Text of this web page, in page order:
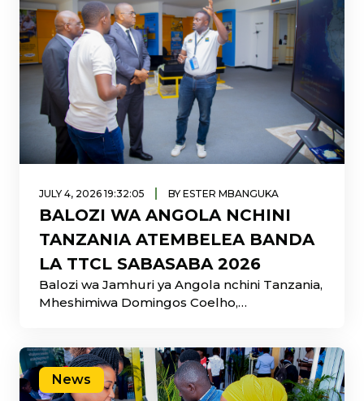
JULY 4, 2026 19:32:05 BY ESTER MBANGUKA
BALOZI WA ANGOLA NCHINI
TANZANIA ATEMBELEA BANDA
LA TTCL SABASABA 2026
Balozi wa Jamhuri ya Angola nchini Tanzania,
Mheshimiwa Domingos Coelho,
Maonesho ya 50 ya Kimataifa ya Biashara ya
Dar es Salaam (Sabasaba 2026),
yanayoendelea katika Viwanja vya Mwalimu
News